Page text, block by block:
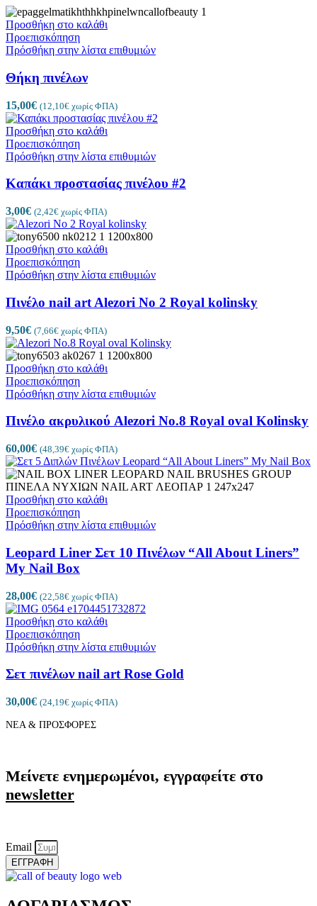
Προσθήκη στο καλάθι
Προεπισκόπηση
Πρόσθήκη στην λίστα επιθυμιών
Θήκη πινέλων
15,00€ (12,10€ χωρίς ΦΠΑ)
Προσθήκη στο καλάθι
Προεπισκόπηση
Πρόσθήκη στην λίστα επιθυμιών
Καπάκι προστασίας πινέλου #2
3,00€ (2,42€ χωρίς ΦΠΑ)
Προσθήκη στο καλάθι
Προεπισκόπηση
Πρόσθήκη στην λίστα επιθυμιών
Πινέλο nail art Alezori No 2 Royal kolinsky
9,50€ (7,66€ χωρίς ΦΠΑ)
Προσθήκη στο καλάθι
Προεπισκόπηση
Πρόσθήκη στην λίστα επιθυμιών
Πινέλο ακρυλικού Alezori No.8 Royal oval Kolinsky
60,00€ (48,39€ χωρίς ΦΠΑ)
Προσθήκη στο καλάθι
Προεπισκόπηση
Πρόσθήκη στην λίστα επιθυμιών
Leopard Liner Σετ 10 Πινέλων “All About Liners”
My Nail Box
28,00€ (22,58€ χωρίς ΦΠΑ)
Προσθήκη στο καλάθι
Προεπισκόπηση
Πρόσθήκη στην λίστα επιθυμιών
Σετ πινέλων nail art Rose Gold
30,00€ (24,19€ χωρίς ΦΠΑ)
ΝΕΑ & ΠΡΟΣΦΟΡΕΣ
Μείνετε ενημερωμένοι, εγγραφείτε στο
newsletter
Email
ΕΓΓΡΑΦΗ